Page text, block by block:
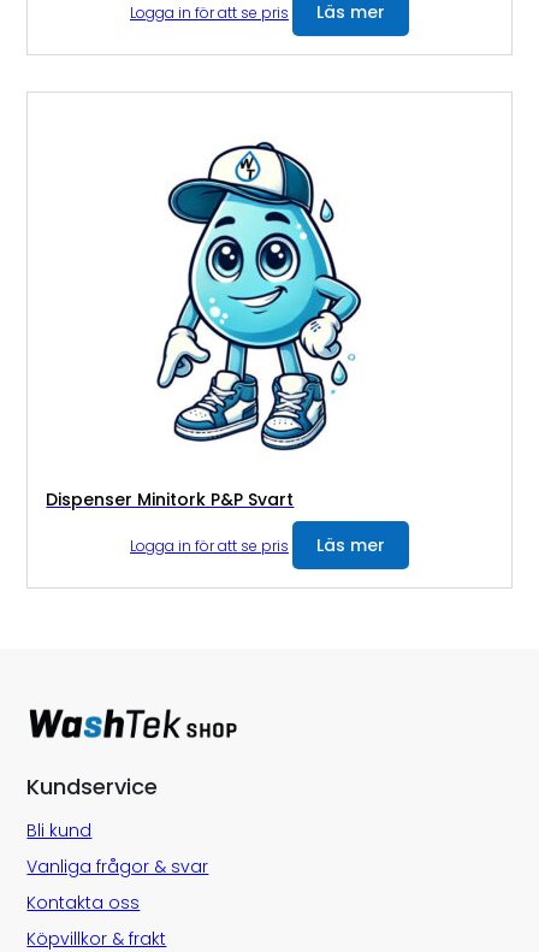
Logga in för att se pris Läs mer
Dispenser Minitork P&P Svart
Logga in för att se pris Läs mer
Kundservice
Bli kund
Vanliga frågor & svar
Kontakta oss
Köpvillkor & frakt